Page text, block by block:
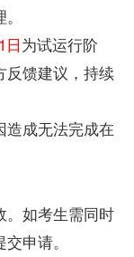
日为试运行阶
反馈建议，持续
造成无法完成在
。如考生需同时
申请。